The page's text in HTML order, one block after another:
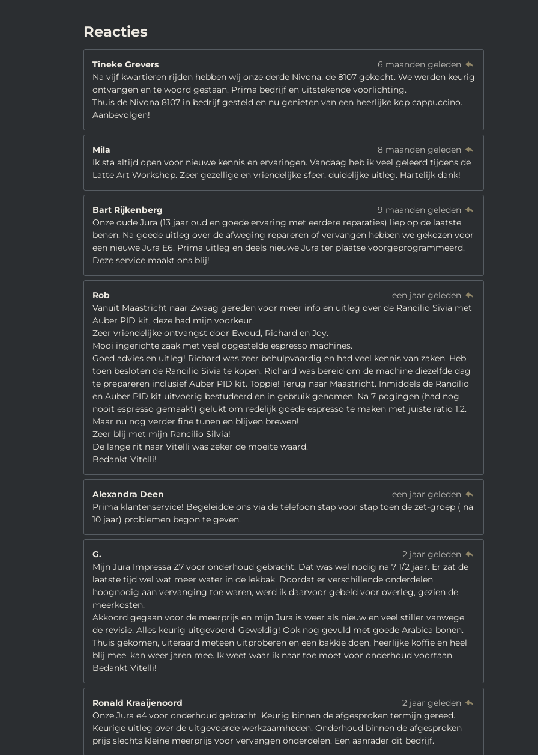
Reacties
Tineke Grevers
6 maanden geleden
Na vijf kwartieren rijden hebben wij onze derde Nivona, de 8107 gekocht. We werden keurig
ontvangen en te woord gestaan. Prima bedrijf en uitstekende voorlichting.
Thuis de Nivona 8107 in bedrijf gesteld en nu genieten van een heerlijke kop cappuccino.
Aanbevolgen!
Mila
8 maanden geleden
Ik sta altijd open voor nieuwe kennis en ervaringen. Vandaag heb ik veel geleerd tijdens de
Latte Art Workshop. Zeer gezellige en vriendelijke sfeer, duidelijke uitleg. Hartelijk dank!
Bart Rijkenberg
9 maanden geleden
Onze oude Jura (13 jaar oud en goede ervaring met eerdere reparaties) liep op de laatste
benen. Na goede uitleg over de afweging repareren of vervangen hebben we gekozen voor
een nieuwe Jura E6. Prima uitleg en deels nieuwe Jura ter plaatse voorgeprogrammeerd.
Deze service maakt ons blij!
Rob
een jaar geleden
Vanuit Maastricht naar Zwaag gereden voor meer info en uitleg over de Rancilio Sivia met
Auber PID kit, deze had mijn voorkeur.
Zeer vriendelijke ontvangst door Ewoud, Richard en Joy.
Mooi ingerichte zaak met veel opgestelde espresso machines.
Goed advies en uitleg! Richard was zeer behulpvaardig en had veel kennis van zaken. Heb
toen besloten de Rancilio Sivia te kopen. Richard was bereid om de machine diezelfde dag
te prepareren inclusief Auber PID kit. Toppie! Terug naar Maastricht. Inmiddels de Rancilio
en Auber PID kit uitvoerig bestudeerd en in gebruik genomen. Na 7 pogingen (had nog
nooit espresso gemaakt) gelukt om redelijk goede espresso te maken met juiste ratio 1:2.
Maar nu nog verder fine tunen en blijven brewen!
Zeer blij met mijn Rancilio Silvia!
De lange rit naar Vitelli was zeker de moeite waard.
Bedankt Vitelli!
Alexandra Deen
een jaar geleden
Prima klantenservice! Begeleidde ons via de telefoon stap voor stap toen de zet-groep ( na
10 jaar) problemen begon te geven.
G.
2 jaar geleden
Mijn Jura Impressa Z7 voor onderhoud gebracht. Dat was wel nodig na 7 1/2 jaar. Er zat de
laatste tijd wel wat meer water in de lekbak. Doordat er verschillende onderdelen
hoognodig aan vervanging toe waren, werd ik daarvoor gebeld voor overleg, gezien de
meerkosten.
Akkoord gegaan voor de meerprijs en mijn Jura is weer als nieuw en veel stiller vanwege
de revisie. Alles keurig uitgevoerd. Geweldig! Ook nog gevuld met goede Arabica bonen.
Thuis gekomen, uiteraard meteen uitproberen en een bakkie doen, heerlijke koffie en heel
blij mee, kan weer jaren mee. Ik weet waar ik naar toe moet voor onderhoud voortaan.
Bedankt Vitelli!
Ronald Kraaijenoord
2 jaar geleden
Onze Jura e4 voor onderhoud gebracht. Keurig binnen de afgesproken termijn gereed.
Keurige uitleg over de uitgevoerde werkzaamheden. Onderhoud binnen de afgesproken
prijs slechts kleine meerprijs voor vervangen onderdelen. Een aanrader dit bedrijf.